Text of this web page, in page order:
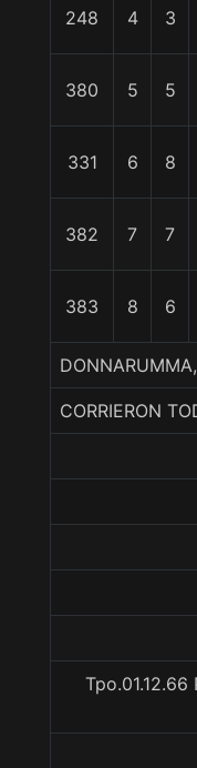
248 4 3
380 5 5
331 6 8
382 7 7
383 8 6
CORRIERON